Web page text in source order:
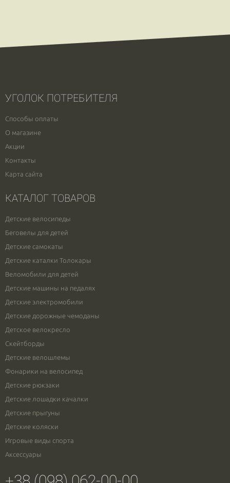
УГОЛОК ПОТРЕБИТЕЛЯ
Способы оплаты
О магазине
Акции
Контакты
Карта сайта
КАТАЛОГ ТОВАРОВ
Детские велосипеды
Беговелы для детей
Детские самокаты
Детские каталки Толокары
Веломобили для детей
Детские машины на педалях
Детские электромобили
Детские дорожные чемоданы
Детское велокресло
Скейтборды
Детские велошлемы
Фонарики на велосипед
Детские рюкзаки
Детские лошадки качалки
Детские прыгуны
Детские коляски
Игровые виды спорта
Аксессуары